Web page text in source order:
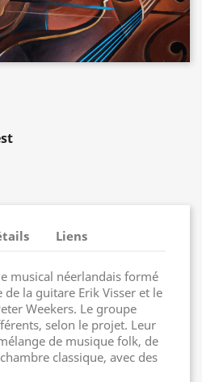
Liens
musical néerlandais formé
de la guitare Erik Visser et le
Weekers. Le groupe
selon le projet. Leur
de musique folk, de
classique, avec des